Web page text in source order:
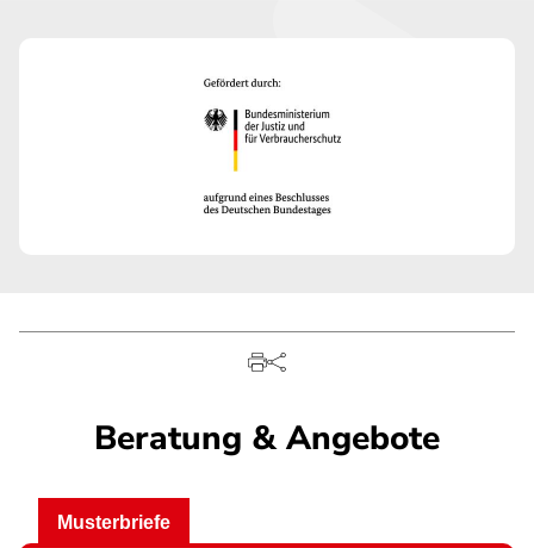
Beratung & Angebote
Musterbriefe